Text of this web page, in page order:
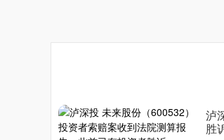
泸
胜